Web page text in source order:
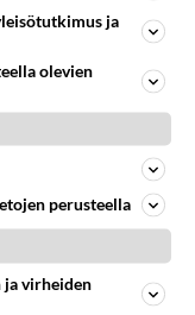
Vastattu 12v
kovalevy
videon.
ja
olevien
perusteella
ja virheiden